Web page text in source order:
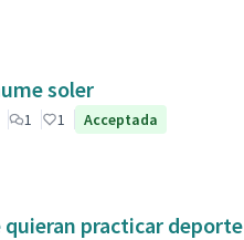
Jaume soler
1 1 Acceptada
quieran practicar deporte